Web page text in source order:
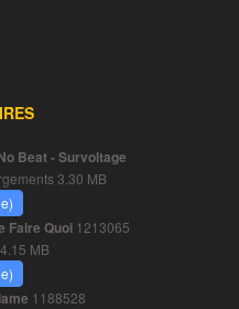
Beat - Survoltage
3.30 MB
Faire Quoi 1213065
4.15 MB
1188528